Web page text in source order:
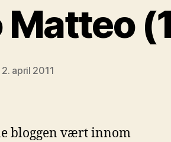
Matteo
2. april 2011
bloggen vært innom